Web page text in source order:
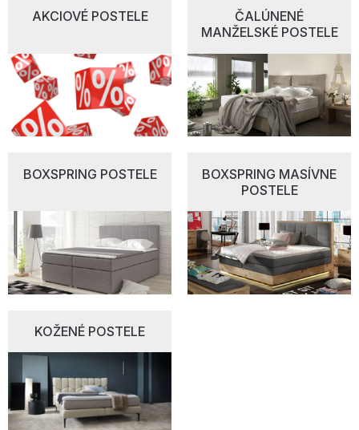
AKCIOVÉ POSTELE
ČALÚNENÉ
MANŽELSKÉ POSTELE
BOXSPRING POSTELE
BOXSPRING MASÍVNE
POSTELE
KOŽENÉ POSTELE